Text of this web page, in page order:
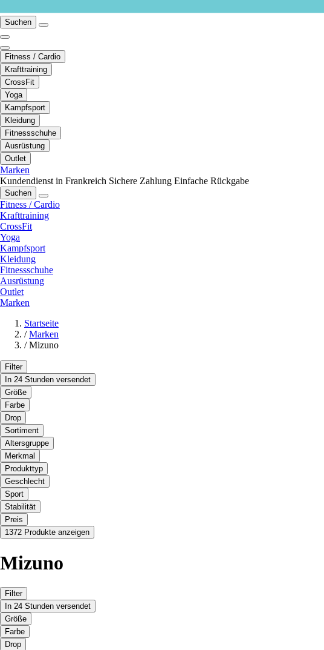
Suchen
Fitness / Cardio
Krafttraining
CrossFit
Yoga
Kampfsport
Kleidung
Fitnessschuhe
Ausrüstung
Outlet
Marken
Kundendienst in Frankreich Sichere Zahlung Einfache Rückgabe
Suchen
Fitness / Cardio
Krafttraining
CrossFit
Yoga
Kampfsport
Kleidung
Fitnessschuhe
Ausrüstung
Outlet
Marken
Startseite
/ Marken
/ Mizuno
Filter
In 24 Stunden versendet
Größe
Farbe
Drop
Sortiment
Altersgruppe
Merkmal
Produkttyp
Geschlecht
Sport
Stabilität
Preis
1372 Produkte anzeigen
Mizuno
Filter
In 24 Stunden versendet
Größe
Farbe
Drop